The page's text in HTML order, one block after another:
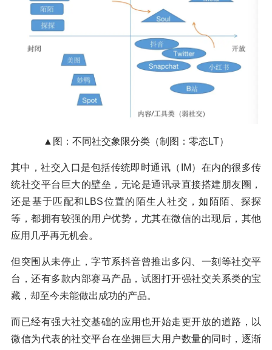
▲图：不同社交象限分类（制图：零态LT）
其中，社交入口是包括传统即时通讯（IM）在内的很多传
统社交平台巨大的壁垒，无论是通讯录直接搭建朋友圈，
还是基于匹配和LBS位置的陌生人社交，如陌陌、探探
等，都拥有较强的用户优势，尤其在微信的出现后，其他
应用几乎再无机会。
但突围从未停止，字节系抖音曾推出多闪、一刻等社交平
台，还有多款内部赛马产品，试图打开强社交关系类的宝
藏，却至今未能做出成功的产品。
而已经有强大社交基础的应用也开始走更开放的道路，以
微信为代表的社交平台在坐拥巨大用户数量的同时，逐渐